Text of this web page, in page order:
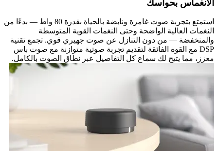
الانغماس بحواسك
استمتع بتجربة صوت غامرة ونابضة بالحياة بقدرة 80 واط — بدءًا من
النغمات العالية الواضحة وحتى النغمات القوية المتوسطة
والمنخفضة — من دون التنازل عن صوت جهيري قوي. تجمع تقنية
DSP مع القوة الفائقة لتقديم تجربة صوتية متوازنة مع صوت باس
معزز، مما يتيح لك سماع كل التفاصيل عبر نطاق الصوت بالكامل.